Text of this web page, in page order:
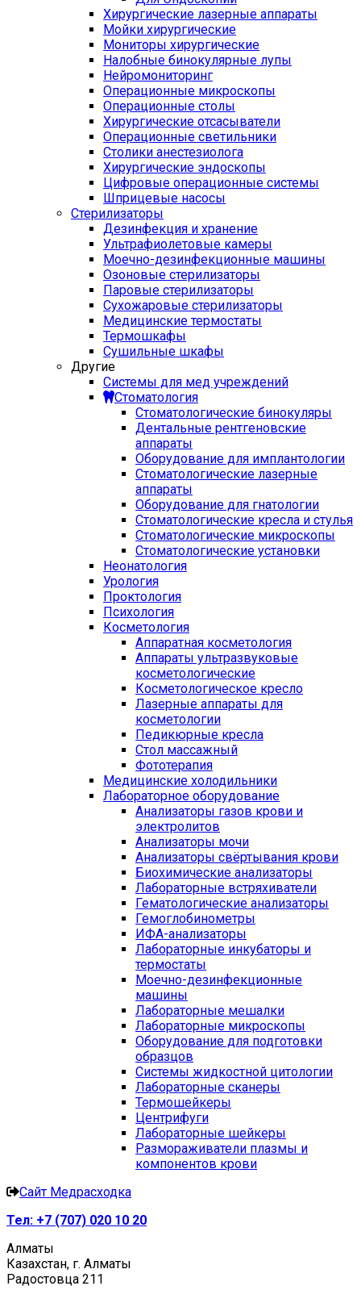
Хирургические лазерные аппараты
Мойки хирургические
Мониторы хирургические
Налобные бинокулярные лупы
Нейромониторинг
Операционные микроскопы
Операционные столы
Хирургические отсасыватели
Операционные светильники
Столики анестезиолога
Хирургические эндоскопы
Цифровые операционные системы
Шприцевые насосы
Стерилизаторы
Дезинфекция и хранение
Ультрафиолетовые камеры
Моечно-дезинфекционные машины
Озоновые стерилизаторы
Паровые стерилизаторы
Сухожаровые стерилизаторы
Медицинские термостаты
Термошкафы
Сушильные шкафы
Другие
Системы для мед учреждений
Стоматология
Стоматологические бинокуляры
Дентальные рентгеновские
аппараты
Оборудование для имплантологии
Стоматологические лазерные
аппараты
Оборудование для гнатологии
Стоматологические кресла и стулья
Стоматологические микроскопы
Стоматологические установки
Неонатология
Урология
Проктология
Психология
Косметология
Аппаратная косметология
Аппараты ультразвуковые
косметологические
Косметологическое кресло
Лазерные аппараты для
косметологии
Педикюрные кресла
Стол массажный
Фототерапия
Медицинские холодильники
Лабораторное оборудование
Анализаторы газов крови и
электролитов
Анализаторы мочи
Анализаторы свёртывания крови
Биохимические анализаторы
Лабораторные встряхиватели
Гематологические анализаторы
Гемоглобинометры
ИФА-анализаторы
Лабораторные инкубаторы и
термостаты
Моечно-дезинфекционные
машины
Лабораторные мешалки
Лабораторные микроскопы
Оборудование для подготовки
образцов
Системы жидкостной цитологии
Лабораторные сканеры
Термошейкеры
Центрифуги
Лабораторные шейкеры
Размораживатели плазмы и
компонентов крови
Сайт Медрасходка
Тел: +7 (707) 020 10 20
Алматы
Казахстан, г. Алматы
Радостовца 211